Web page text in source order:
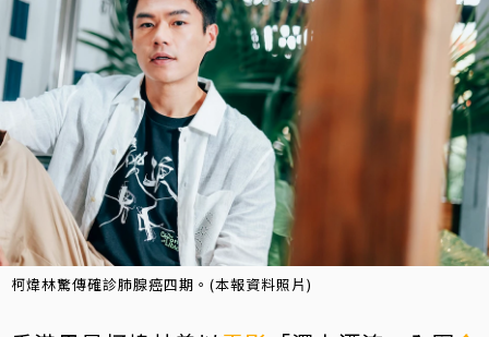
柯煒林驚傳確診肺腺癌四期。(本報資料照片)